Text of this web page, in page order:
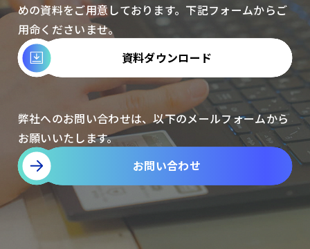
めの資料をご用意しております。下記フォームからご
用命くださいませ。
資料ダウンロード
弊社へのお問い合わせは、以下のメールフォームから
お願いいたします。
お問い合わせ